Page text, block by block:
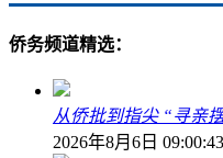
侨务频道精选：
从侨批到指尖 “寻亲
2026年8月6日 09:00:43